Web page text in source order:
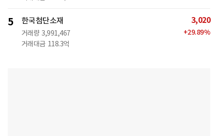
5 한국첨단소재
거래량 3,991,467
거래대금 118.3억
3,020
+29.89%